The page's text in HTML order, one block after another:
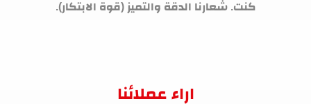
كنت. شعارنا الدقة والتميز (قوة الابتكار).
اراء عملائنا